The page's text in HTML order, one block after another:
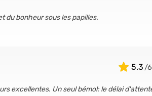
du bonheur sous les papilles.
5.3
excellentes. Un seul bémol: le délai